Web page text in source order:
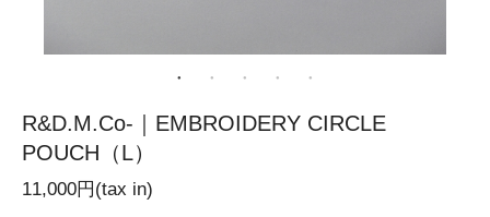
R&D.M.Co-｜EMBROIDERY CIRCLE
POUCH（L）
11,000円(tax in)